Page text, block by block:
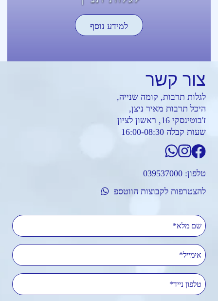
למידע נוסף
צור קשר
לגלות תרבות, קומה שנייה,
היכל תרבות מאיר ניצן,
ז'בוטינסקי 16, ראשון לציון
שעות קבלה 16:00-08:30
טלפון: 039537000
להצטרפות לקבוצות הווטספ
שם מלא
אימייל
טלפון נייד